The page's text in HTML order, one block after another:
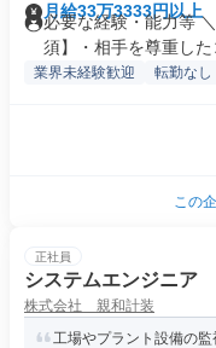
月給33万3333円以上
必要な経験・能力等
須】・相手を尊重した
業界未経験歓迎 転勤なし
この
正社員
システムエンジニア
株式会社 親和計装
工場やプラント設備の